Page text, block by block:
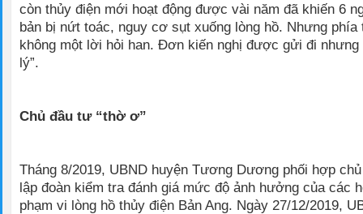
còn thủy điện mới hoạt động được vài năm đã khiến 6
bản bị nứt toác, nguy cơ sụt xuống lòng hồ. Nhưng phía
không một lời hỏi han. Đơn kiến nghị được gửi đi
lý”.
Chủ đầu tư “thờ ơ”
Tháng 8/2019, UBND huyện Tương Dương phối hợp
lập đoàn kiểm tra đánh giá mức độ ảnh hưởng của các
phạm vi lòng hồ thủy điện Bản Ang. Ngày 27/12/2019,